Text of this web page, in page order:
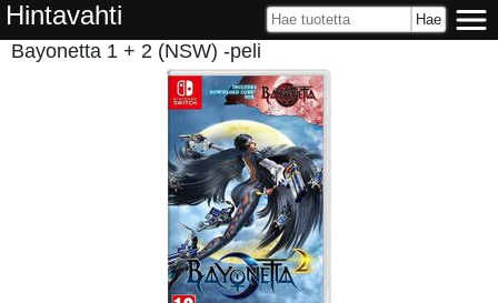
Hintavahti
Bayonetta 1 + 2 (NSW) -peli